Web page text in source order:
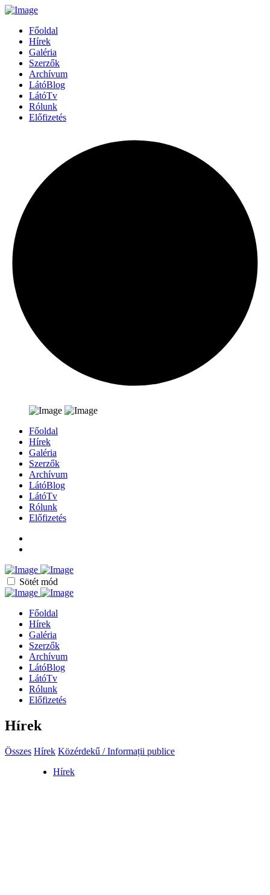
Főoldal
Hírek
Galéria
Szerzők
Archívum
LátóBlog
LátóTv
Rólunk
Előfizetés
Főoldal
Hírek
Galéria
Szerzők
Archívum
LátóBlog
LátóTv
Rólunk
Előfizetés
Sötét mód
Főoldal
Hírek
Galéria
Szerzők
Archívum
LátóBlog
LátóTv
Rólunk
Előfizetés
Hírek
Összes Hírek Közérdekű / Informații publice
Hírek